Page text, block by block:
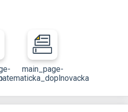
main_page-